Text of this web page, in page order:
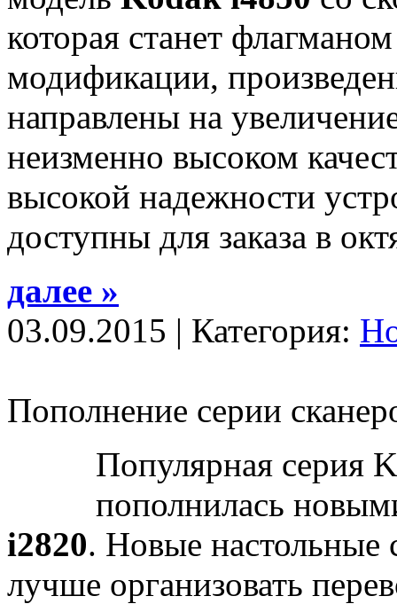
которая станет
модификации,
направлены на
неизменно высоком
высокой надежности
доступны для заказа в
далее »
03.09.2015 | Категория:
Пополнение серии
Популярная серия
пополнилась
i2820. Новые настольные
лучше организовать